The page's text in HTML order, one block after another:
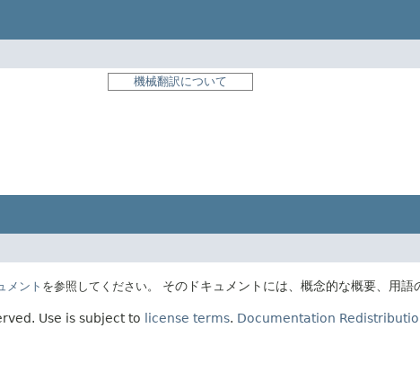
機械翻訳について
メント を参照してください。
そのドキュメントには、概念的な概要、用
Use is subject to license terms. Documentation